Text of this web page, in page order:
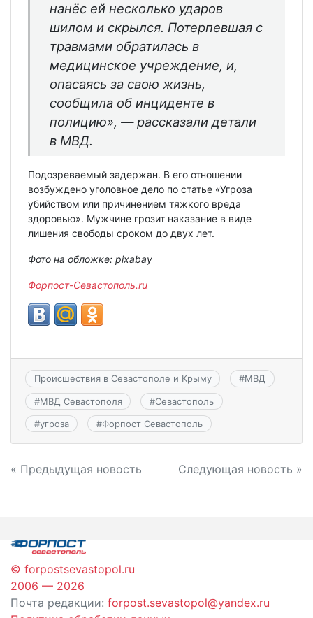
нанёс ей несколько ударов
шилом и скрылся. Потерпевшая с
травмами обратилась в
медицинское учреждение, и,
опасаясь за свою жизнь,
сообщила об инциденте в
полицию», — рассказали детали
в МВД.
Подозреваемый задержан. В его отношении
возбуждено уголовное дело по статье «Угроза
убийством или причинением тяжкого вреда
здоровью». Мужчине грозит наказание в виде
лишения свободы сроком до двух лет.
Фото на обложке: pixabay
Форпост-Севастополь.ru
Происшествия в Севастополе и Крыму #МВД
#МВД Севастополя #Севастополь
#угроза #Форпост Севастополь
Навигация
записям
« Предыдущая новость Следующая новость »
© forpostsevastopol.ru
2006 — 2026
Почта редакции: forpost.sevastopol@yandex.ru